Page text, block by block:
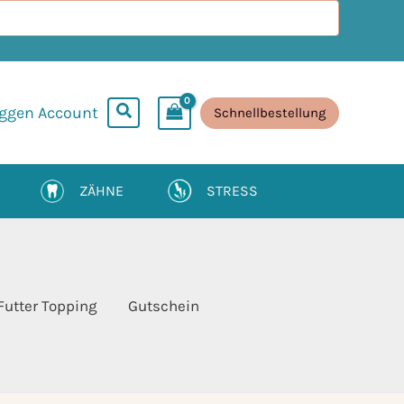
Account Schnellbestellung
ZÄHNE STRESS
Topping Gutschein